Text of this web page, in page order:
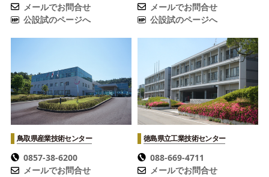
メールでお問合せ
公設試のページへ
メールでお問合せ
公設試のページへ
鳥取県産業技術センター
0857-38-6200
メールでお問合せ
徳島県立工業技術センター
088-669-4711
メールでお問合せ